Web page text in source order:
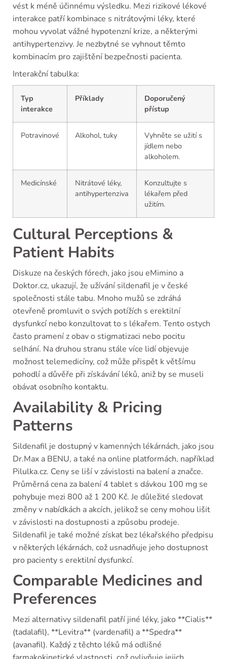
vést k méně účinnému výsledku. Mezi rizikové lékové
interakce patří kombinace s nitrátovými léky, které
mohou vyvolat vážné hypotenzní krize, a některými
antihypertenzivy. Je nezbytné se vyhnout těmto
kombinacím pro zajištění bezpečnosti pacienta.
Interakční tabulka:
Typ
interakce
Příklady
Doporučený
přístup
Potravinové Alkohol, tuky
Vyhněte se užití s
jídlem nebo
alkoholem.
Medicínské
Nitrátové léky,
antihypertenziva
Konzultujte s
lékařem před
užitím.
Cultural Perceptions &
Patient Habits
Diskuze na českých fórech, jako jsou eMimino a
Doktor.cz, ukazují, že užívání sildenafil je v české
společnosti stále tabu. Mnoho mužů se zdráhá
otevřeně promluvit o svých potížích s erektilní
dysfunkcí nebo konzultovat to s lékařem. Tento ostych
často pramení z obav o stigmatizaci nebo pocitu
selhání. Na druhou stranu stále více lidí objevuje
možnost telemedicíny, což může přispět k většímu
pohodlí a důvěře při získávání léků, aniž by se museli
obávat osobního kontaktu.
Availability & Pricing
Patterns
Sildenafil je dostupný v kamenných lékárnách, jako jsou
Dr.Max a BENU, a také na online platformách, například
Pilulka.cz. Ceny se liší v závislosti na balení a značce.
Průměrná cena za balení 4 tablet s dávkou 100 mg se
pohybuje mezi 800 až 1 200 Kč. Je důležité sledovat
změny v nabídkách a akcích, jelikož se ceny mohou lišit
v závislosti na dostupnosti a způsobu prodeje.
Sildenafil je také možné získat bez lékařského předpisu
v některých lékárnách, což usnadňuje jeho dostupnost
pro pacienty s erektilní dysfunkcí.
Comparable Medicines and
Preferences
Mezi alternativy sildenafil patří jiné léky, jako **Cialis**
(tadalafil), **Levitra** (vardenafil) a **Spedra**
(avanafil). Každý z těchto léků má odlišné